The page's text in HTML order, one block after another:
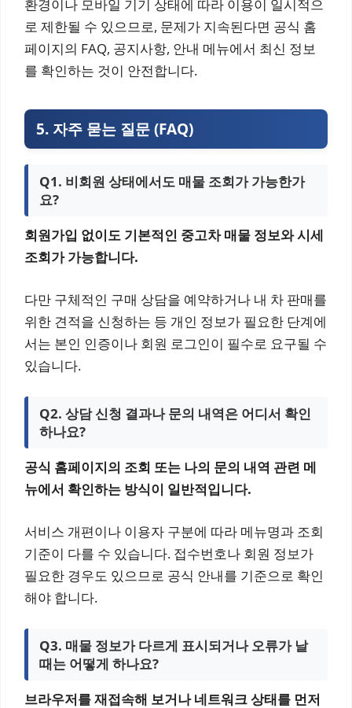
환경이나 모바일 기기 상태에 따라 이용이 일시적으
로 제한될 수 있으므로, 문제가 지속된다면 공식 홈
페이지의 FAQ, 공지사항, 안내 메뉴에서 최신 정보
를 확인하는 것이 안전합니다.
5. 자주 묻는 질문 (FAQ)
Q1. 비회원 상태에서도 매물 조회가 가능한가
요?
회원가입 없이도 기본적인 중고차 매물 정보와 시세
조회가 가능합니다.
다만 구체적인 구매 상담을 예약하거나 내 차 판매를
위한 견적을 신청하는 등 개인 정보가 필요한 단계에
서는 본인 인증이나 회원 로그인이 필수로 요구될 수
있습니다.
Q2. 상담 신청 결과나 문의 내역은 어디서 확인
하나요?
공식 홈페이지의 조회 또는 나의 문의 내역 관련 메
뉴에서 확인하는 방식이 일반적입니다.
서비스 개편이나 이용자 구분에 따라 메뉴명과 조회
기준이 다를 수 있습니다. 접수번호나 회원 정보가
필요한 경우도 있으므로 공식 안내를 기준으로 확인
해야 합니다.
Q3. 매물 정보가 다르게 표시되거나 오류가 날
때는 어떻게 하나요?
브라우저를 재접속해 보거나 네트워크 상태를 먼저